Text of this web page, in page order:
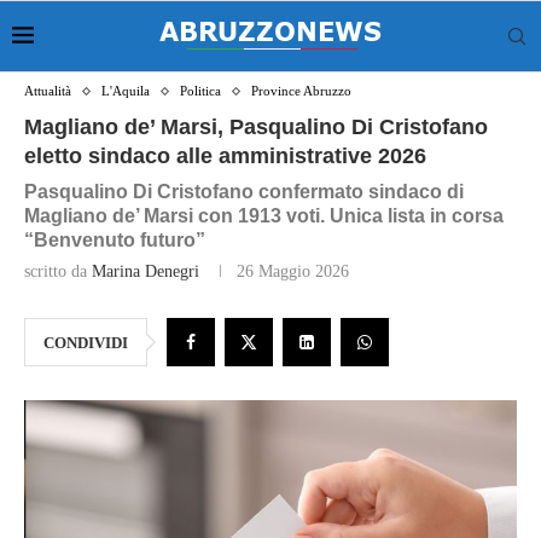
Attualità L'Aquila Politica Province Abruzzo
Magliano de’ Marsi, Pasqualino Di Cristofano
eletto sindaco alle amministrative 2026
Pasqualino Di Cristofano confermato sindaco di
Magliano de’ Marsi con 1913 voti. Unica lista in corsa
“Benvenuto futuro”
scritto da Marina Denegri 26 Maggio 2026
CONDIVIDI